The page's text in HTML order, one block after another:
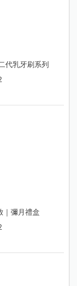
代乳牙刷系列
｜彌月禮盒